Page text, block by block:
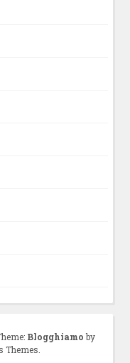
Blogghiamo by
Themes.